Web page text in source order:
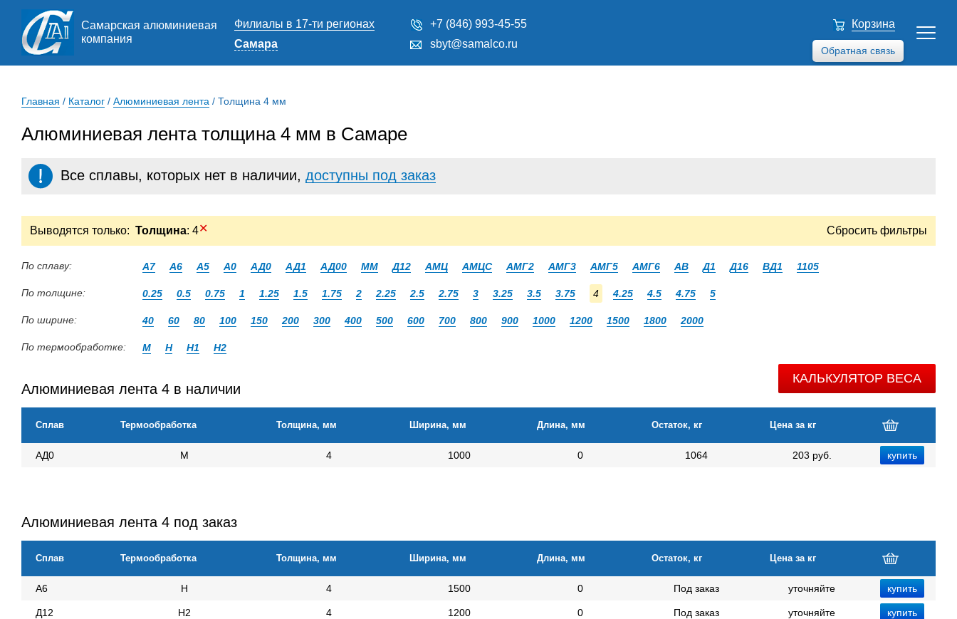
Самарская алюминиевая
компания
Филиалы в 17-ти регионах
Самара
+7 (846) 993-45-55
sbyt@samalco.ru
Обратная связь
Корзина
Главная / Каталог / Алюминиевая лента / Толщина 4 мм
Алюминиевая лента толщина 4 мм в Самаре
Все сплавы, которых нет в наличии, доступны под заказ
Выводятся только: Толщина: 4✕ Сбросить фильтры
По сплаву: А7 А6 А5 А0 АД0 АД1 АД00 ММ Д12 АМЦ АМЦС АМГ2 АМГ3 АМГ5 АМГ6 АВ Д1 Д16 ВД1 1105
По толщине: 0.25 0.5 0.75 1 1.25 1.5 1.75 2 2.25 2.5 2.75 3 3.25 3.5 3.75 4 4.25 4.5 4.75 5
По ширине: 40 60 80 100 150 200 300 400 500 600 700 800 900 1000 1200 1500 1800 2000
По термообработке: М Н Н1 Н2
Алюминиевая лента 4 в наличии
КАЛЬКУЛЯТОР ВЕСА
Сплав Термообработка Толщина, мм Ширина, мм Длина, мм Остаток, кг Цена за кг
АД0 М 4 1000 0 1064 203 руб.
Алюминиевая лента 4 под заказ
Сплав Термообработка Толщина, мм Ширина, мм Длина, мм Остаток, кг Цена за кг
А6 Н 4 1500 0 Под заказ уточняйте
Д12 Н2 4 1200 0 Под заказ уточняйте